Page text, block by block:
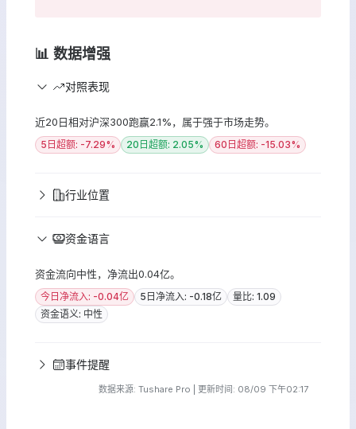
📊 数据增强
对照表现
近20日相对沪深300跑赢2.1%，属于强于市场走势。
5日超额: -7.29% 20日超额: 2.05% 60日超额: -15.03%
行业位置
资金语言
资金流向中性，净流出0.04亿。
今日净流入: -0.04亿 5日净流入: -0.18亿
量比: 1.09
资金语义: 中性
事件提醒
数据来源: Tushare Pro | 更新时间: 08/09 下午02:17